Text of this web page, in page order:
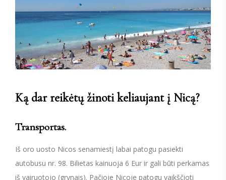
Ką dar reikėtų žinoti keliaujant į Nicą?
Transportas.
Iš oro uosto Nicos senamiestį labai patogu pasiekti
autobusu nr. 98. Bilietas kainuoja 6 Eur ir gali būti perkamas
iš vairuotojo (grynais). Pačioje Nicoje patogu vaikščioti